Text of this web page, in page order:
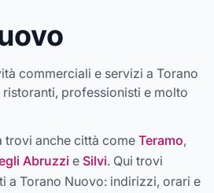
commerciali e servizi a Torano
professionisti e molto
trovi anche città come Teramo,
Abruzzi e Silvi. Qui trovi
a Torano Nuovo: indirizzi, orari e